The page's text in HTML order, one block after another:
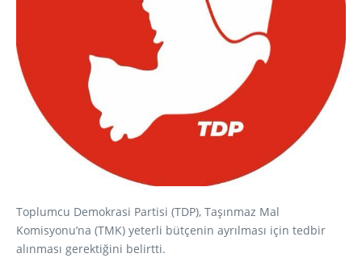
Toplumcu Demokrasi Partisi (TDP), Taşınmaz Mal
Komisyonu’na (TMK) yeterli bütçenin ayrılması için tedbir
alınması gerektiğini belirtti.